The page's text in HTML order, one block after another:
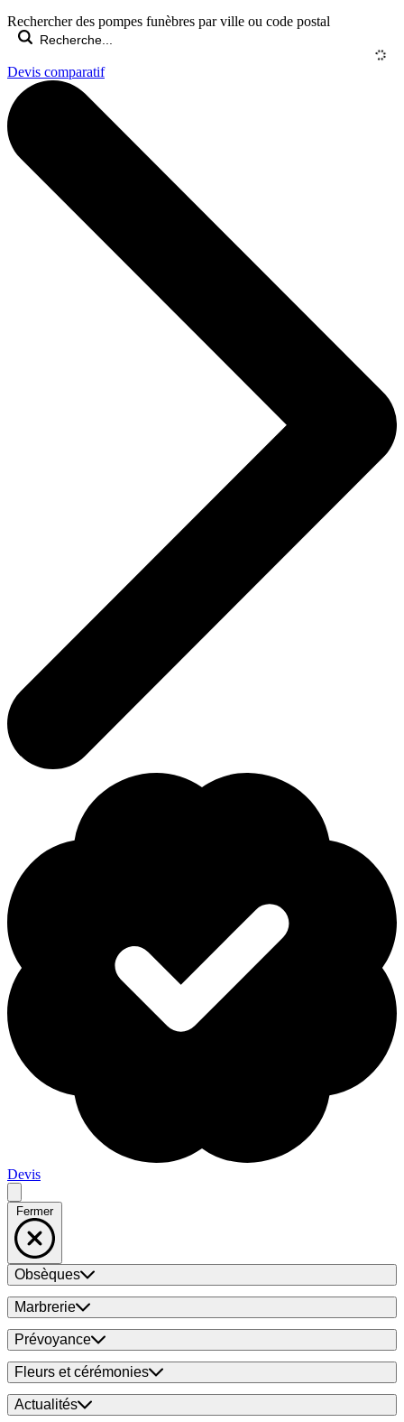
Rechercher des pompes funèbres par ville ou code postal
Devis comparatif
Devis
Fermer
Obsèques
Marbrerie
Prévoyance
Fleurs et cérémonies
Actualités